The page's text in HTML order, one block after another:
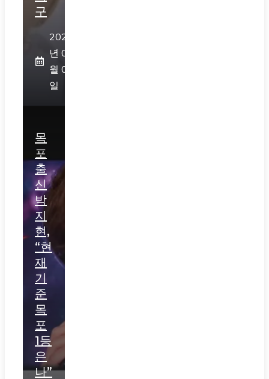
구
2026
년 08
월 05
일
목
포
출
신
박
지
현,
“현
재
기
준
목
포
1등
은
나”